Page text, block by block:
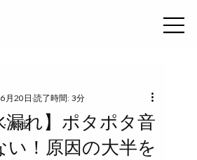
衛生
漏れ】ポタポタ音
い！原因の大半を
6月20日 読了時間: 3分